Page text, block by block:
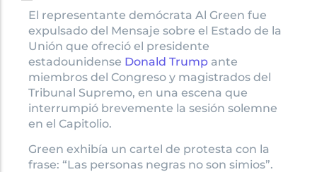
El representante demócrata Al Green fue
expulsado del Mensaje sobre el Estado de la
Unión que ofreció el presidente
estadounidense Donald Trump ante
miembros del Congreso y magistrados del
Tribunal Supremo, en una escena que
interrumpió brevemente la sesión solemne
en el Capitolio.
Green exhibía un cartel de protesta con la
frase: “Las personas negras no son simios”.